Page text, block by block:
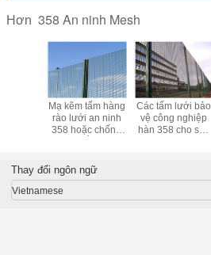
Hơn 358 An ninh Mesh
Mạ kẽm tấm hàng
rào lưới an ninh
358 hoặc chống
Các tấm lưới bảo
vệ công nghiệp
hàn 358 cho sân
Thay đổi ngôn ngữ
Vietnamese